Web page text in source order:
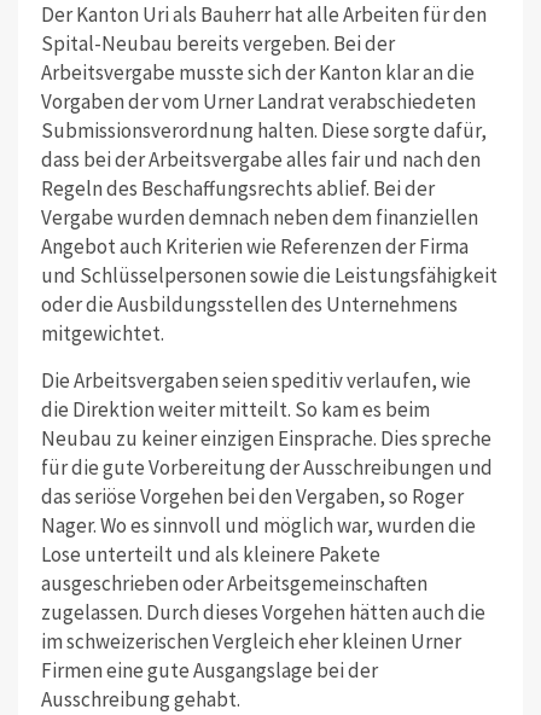
Der Kanton Uri als Bauherr hat alle Arbeiten für den
Spital-Neubau bereits vergeben. Bei der
Arbeitsvergabe musste sich der Kanton klar an die
Vorgaben der vom Urner Landrat verabschiedeten
Submissionsverordnung halten. Diese sorgte dafür,
dass bei der Arbeitsvergabe alles fair und nach den
Regeln des Beschaffungsrechts ablief. Bei der
Vergabe wurden demnach neben dem finanziellen
Angebot auch Kriterien wie Referenzen der Firma
und Schlüsselpersonen sowie die Leistungsfähigkeit
oder die Ausbildungsstellen des Unternehmens
mitgewichtet.
Die Arbeitsvergaben seien speditiv verlaufen, wie
die Direktion weiter mitteilt. So kam es beim
Neubau zu keiner einzigen Einsprache. Dies spreche
für die gute Vorbereitung der Ausschreibungen und
das seriöse Vorgehen bei den Vergaben, so Roger
Nager. Wo es sinnvoll und möglich war, wurden die
Lose unterteilt und als kleinere Pakete
ausgeschrieben oder Arbeitsgemeinschaften
zugelassen. Durch dieses Vorgehen hätten auch die
im schweizerischen Vergleich eher kleinen Urner
Firmen eine gute Ausgangslage bei der
Ausschreibung gehabt.